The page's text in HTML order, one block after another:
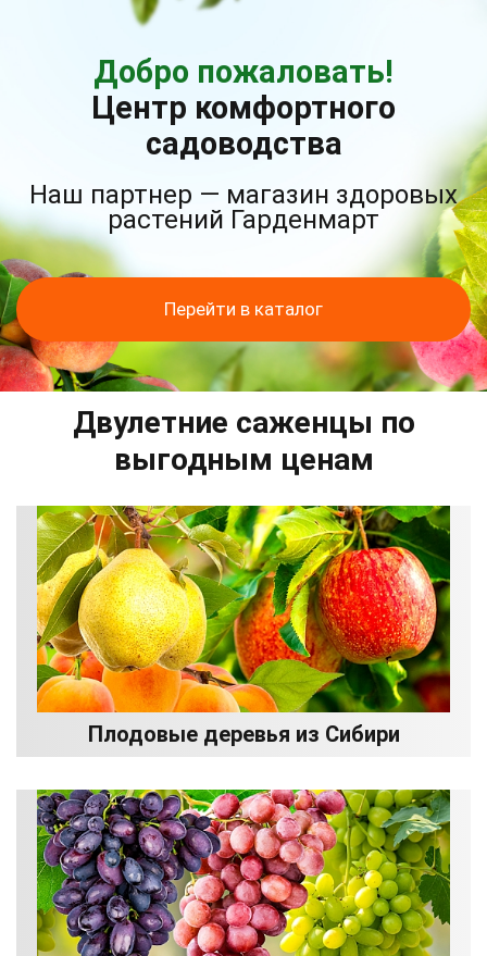
Добро пожаловать!
Центр комфортного
садоводства
Наш партнер — магазин здоровых
растений Гарденмарт
Перейти в каталог
Двулетние саженцы по
выгодным ценам
Плодовые деревья из Сибири